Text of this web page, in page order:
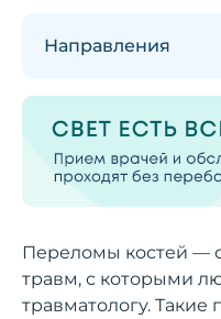
Переломы костей —
травм, с которыми
травматологу.
Направления